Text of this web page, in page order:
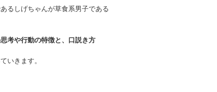
るしげちゃんが草食系男子である
考や行動の特徴と、口説き方
いきます。